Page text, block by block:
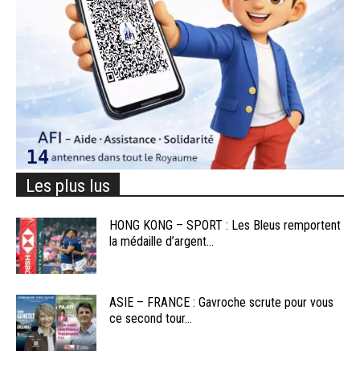
Les plus lus
HONG KONG – SPORT : Les Bleus remportent
la médaille d’argent...
ASIE – FRANCE : Gavroche scrute pour vous
ce second tour...